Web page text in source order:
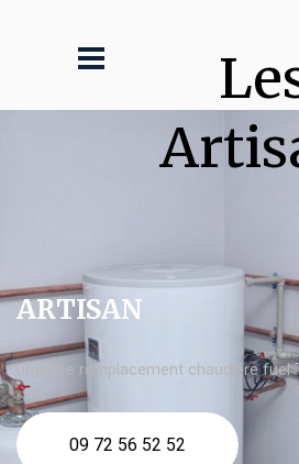
ARTISAN
urgence remplacement chaudière fuel
09 72 56 52 52